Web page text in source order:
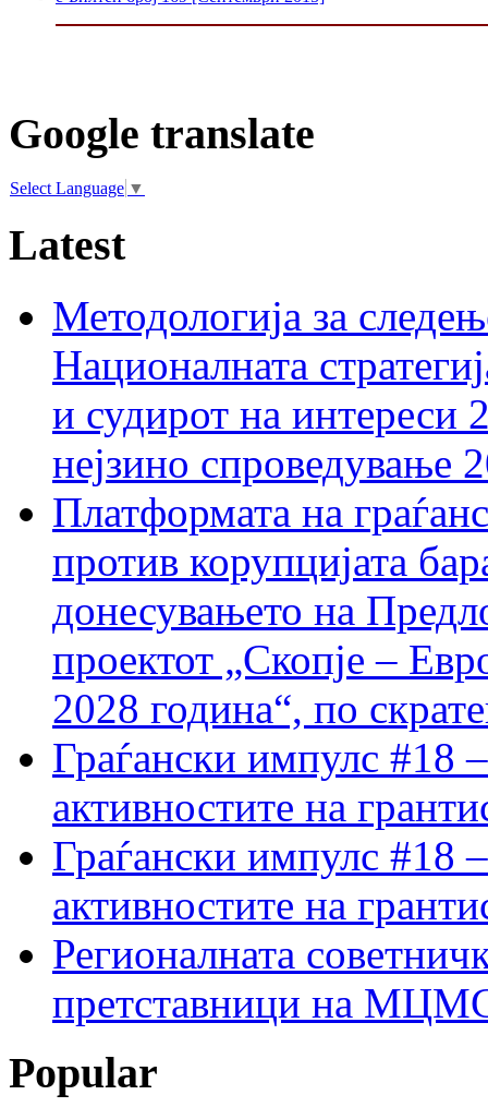
Google translate
Select Language ▼
Latest
Методологија за
Националната
и судирот на интереси
нејзино спроведување
Платформата на
против корупцијата
донесувањето на
проектот „Скопје –
2028 година“, по
Граѓански импулс #18
активностите на
Граѓански импулс #18
активностите на
Регионалната
претставници на МЦМС
Popular